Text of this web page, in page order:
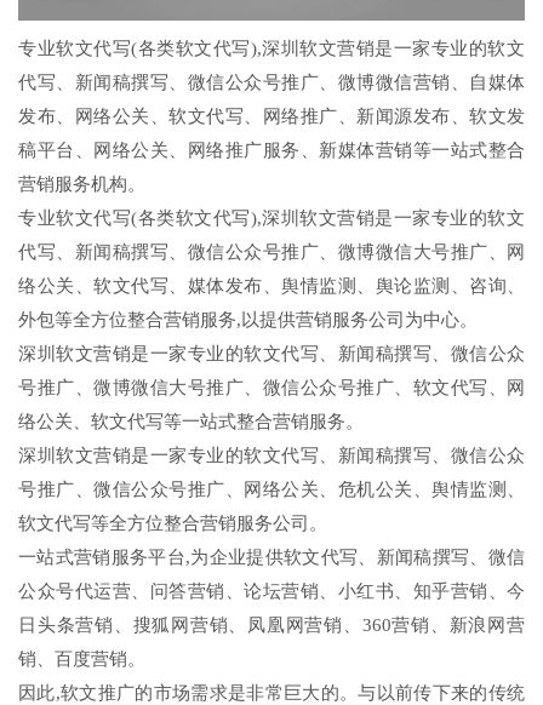
专业软文代写(各类软文代写),深圳软文营销是一家专业的软文
代写、新闻稿撰写、微信公众号推广、微博微信营销、自媒体
发布、网络公关、软文代写、网络推广、新闻源发布、软文发
稿平台、网络公关、网络推广服务、新媒体营销等一站式整合
营销服务机构。
专业软文代写(各类软文代写),深圳软文营销是一家专业的软文
代写、新闻稿撰写、微信公众号推广、微博微信大号推广、网
络公关、软文代写、媒体发布、舆情监测、舆论监测、咨询、
外包等全方位整合营销服务,以提供营销服务公司为中心。
深圳软文营销是一家专业的软文代写、新闻稿撰写、微信公众
号推广、微博微信大号推广、微信公众号推广、软文代写、网
络公关、软文代写等一站式整合营销服务。
深圳软文营销是一家专业的软文代写、新闻稿撰写、微信公众
号推广、微信公众号推广、网络公关、危机公关、舆情监测、
软文代写等全方位整合营销服务公司。
一站式营销服务平台,为企业提供软文代写、新闻稿撰写、微信
公众号代运营、问答营销、论坛营销、小红书、知乎营销、今
日头条营销、搜狐网营销、凤凰网营销、360营销、新浪网营
销、百度营销。
因此,软文推广的市场需求是非常巨大的。与以前传下来的传统